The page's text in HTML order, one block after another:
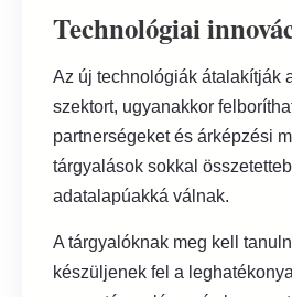
Technológiai
Az új technológiák átalakítják
szektort, ugyanakkor
partnerségeket és árképzési
tárgyalások sokkal
adatalapúakká válnak.
A tárgyalóknak meg kell
készüljenek fel a